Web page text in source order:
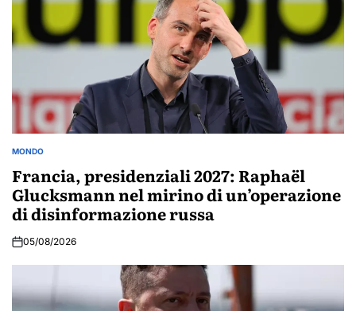
POSTED
MONDO
Francia, presidenziali 2027: Raphaël
Glucksmann nel mirino di un’operazione
di disinformazione russa
05/08/2026